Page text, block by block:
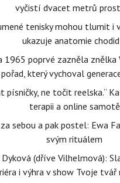
vyčistí dvacet metrů
tenisky mohou tlumit i
ukazuje anatomie
1965 poprvé zazněla znělka
který vychoval
písničky, ne točit reelska.“
terapii a online samotě
sebou a pak postel: Ewa
svým rituálem
(dříve Vilhelmová):
i výhra v show Tvoje tvář